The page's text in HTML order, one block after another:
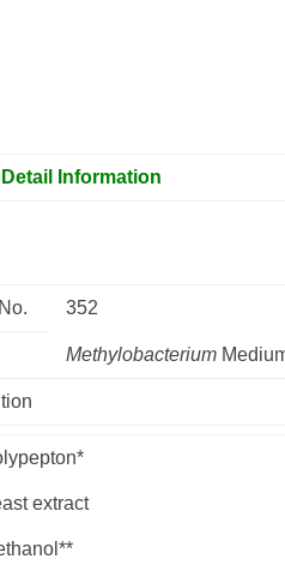
Information
352
Methylobacterium
extract